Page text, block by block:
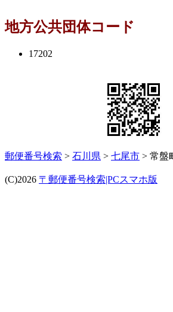
地方公共団体コード
17202
郵便番号検索 > 石川県 > 七尾市 > 常盤
(C)2026 〒郵便番号検索|PCスマホ版